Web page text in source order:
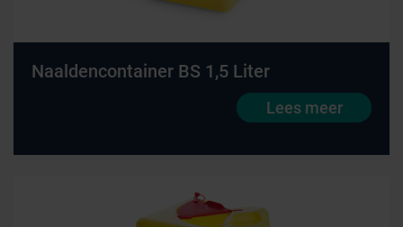
Naaldencontainer BS 1,5 Liter
Lees meer